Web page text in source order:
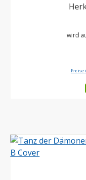
wird
Preise